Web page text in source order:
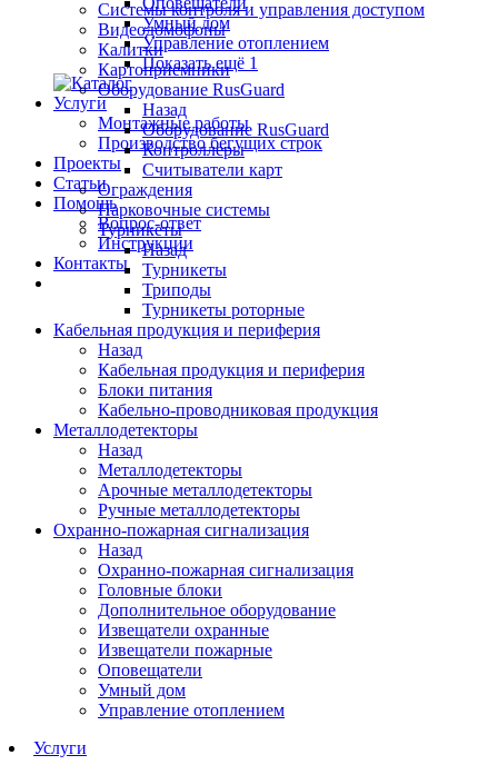
Умный дом
Управление отоплением
Показать ещё 1
Услуги
Монтажные работы
Производство бегущих строк
Проекты
Статьи
Помощь
Вопрос-ответ
Инструкции
Контакты
Системы контроля и управления доступом
Видеодомофоны
Калитки
Картоприемники
Оборудование RusGuard
Назад
Оборудование RusGuard
Контроллеры
Считыватели карт
Ограждения
Парковочные системы
Турникеты
Назад
Турникеты
Триподы
Турникеты роторные
Кабельная продукция и периферия
Назад
Кабельная продукция и периферия
Блоки питания
Кабельно-проводниковая продукция
Металлодетекторы
Назад
Металлодетекторы
Арочные металлодетекторы
Ручные металлодетекторы
Охранно-пожарная сигнализация
Назад
Охранно-пожарная сигнализация
Головные блоки
Дополнительное оборудование
Извещатели охранные
Извещатели пожарные
Оповещатели
Умный дом
Управление отоплением
Услуги